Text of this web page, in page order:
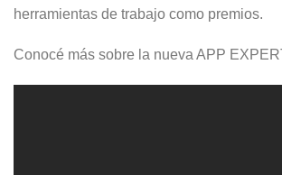
herramientas de trabajo como premios.
Conocé más sobre la nueva APP